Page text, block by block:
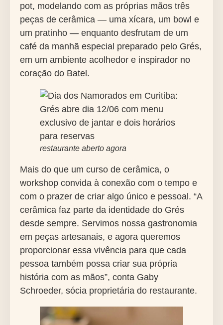
pot, modelando com as próprias mãos três
peças de cerâmica — uma xícara, um bowl e
um pratinho — enquanto desfrutam de um
café da manhã especial preparado pelo Grés,
em um ambiente acolhedor e inspirador no
coração do Batel.
restaurante aberto agora
Mais do que um curso de cerâmica, o
workshop convida à conexão com o tempo e
com o prazer de criar algo único e pessoal. “A
cerâmica faz parte da identidade do Grés
desde sempre. Servimos nossa gastronomia
em peças artesanais, e agora queremos
proporcionar essa vivência para que cada
pessoa também possa criar sua própria
história com as mãos”, conta Gaby
Schroeder, sócia proprietária do restaurante.